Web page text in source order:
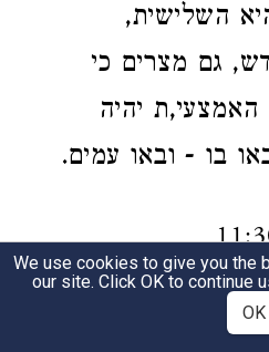
השלישית,
גם מצרים כי
יהיה
בו - ובאו עמים.
We use cookies to give you the
our site. Click OK to continue
OK